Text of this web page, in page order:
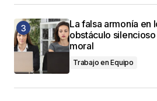
La falsa armonía en
obstáculo
moral
Trabajo en Equipo